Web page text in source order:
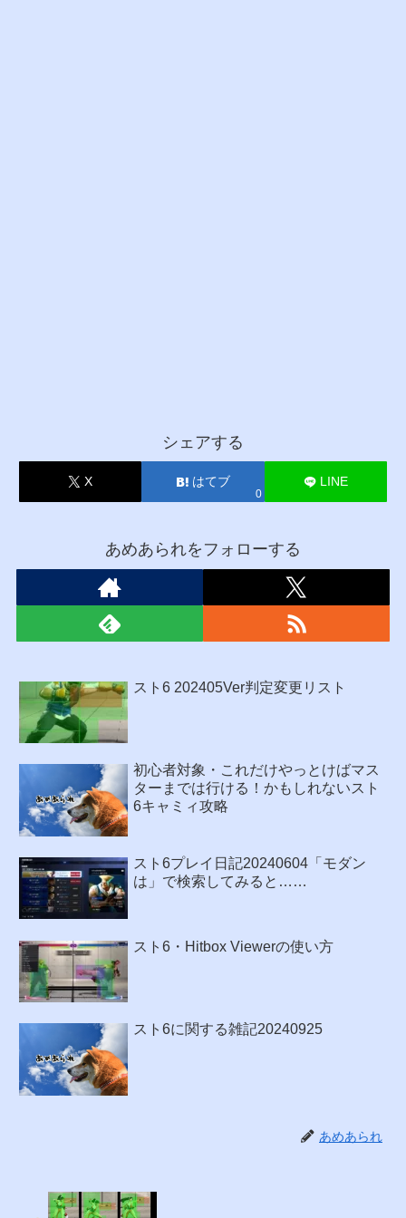
シェアする
X はてブ
0
LINE
あめあられをフォローする
スト6 202405Ver判定変更リスト
初心者対象・これだけやっとけばマス
ターまでは行ける！かもしれないスト
6キャミィ攻略
スト6プレイ日記20240604「モダン
は」で検索してみると……
スト6・Hitbox Viewerの使い方
スト6に関する雑記20240925
あめあられ